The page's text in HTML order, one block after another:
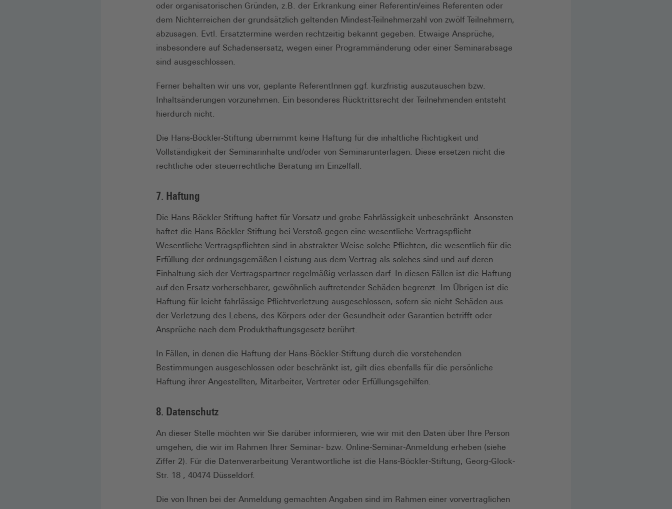
oder organisatorischen Gründen, z.B. der Erkrankung einer Referentin/eines Referenten oder
dem Nichterreichen der grundsätzlich geltenden Mindest-Teilnehmerzahl von zwölf Teilnehmern,
abzusagen. Evtl. Ersatztermine werden rechtzeitig bekannt gegeben. Etwaige Ansprüche,
insbesondere auf Schadensersatz, wegen einer Programmänderung oder einer Seminarabsage
sind ausgeschlossen.
Ferner behalten wir uns vor, geplante ReferentInnen ggf. kurzfristig auszutauschen bzw.
Inhaltsänderungen vorzunehmen. Ein besonderes Rücktrittsrecht der Teilnehmenden entsteht
hierdurch nicht.
Die Hans-Böckler-Stiftung übernimmt keine Haftung für die inhaltliche Richtigkeit und
Vollständigkeit der Seminarinhalte und/oder von Seminarunterlagen. Diese ersetzen nicht die
rechtliche oder steuerrechtliche Beratung im Einzelfall.
7. Haftung
Die Hans-Böckler-Stiftung haftet für Vorsatz und grobe Fahrlässigkeit unbeschränkt. Ansonsten
haftet die Hans-Böckler-Stiftung bei Verstoß gegen eine wesentliche Vertragspflicht.
Wesentliche Vertragspflichten sind in abstrakter Weise solche Pflichten, die wesentlich für die
Erfüllung der ordnungsgemäßen Leistung aus dem Vertrag als solches sind und auf deren
Einhaltung sich der Vertragspartner regelmäßig verlassen darf. In diesen Fällen ist die Haftung
auf den Ersatz vorhersehbarer, gewöhnlich auftretender Schäden begrenzt. Im Übrigen ist die
Haftung für leicht fahrlässige Pflichtverletzung ausgeschlossen, sofern sie nicht Schäden aus
der Verletzung des Lebens, des Körpers oder der Gesundheit oder Garantien betrifft oder
Ansprüche nach dem Produkthaftungsgesetz berührt.
In Fällen, in denen die Haftung der Hans-Böckler-Stiftung durch die vorstehenden
Bestimmungen ausgeschlossen oder beschränkt ist, gilt dies ebenfalls für die persönliche
Haftung ihrer Angestellten, Mitarbeiter, Vertreter oder Erfüllungsgehilfen.
8. Datenschutz
An dieser Stelle möchten wir Sie darüber informieren, wie wir mit den Daten über Ihre Person
umgehen, die wir im Rahmen Ihrer Seminar- bzw. Online-Seminar-Anmeldung erheben (siehe
Ziffer 2). Für die Datenverarbeitung Verantwortliche ist die Hans-Böckler-Stiftung, Georg-Glock-
Str. 18 , 40474 Düsseldorf.
Die von Ihnen bei der Anmeldung gemachten Angaben sind im Rahmen einer vorvertraglichen